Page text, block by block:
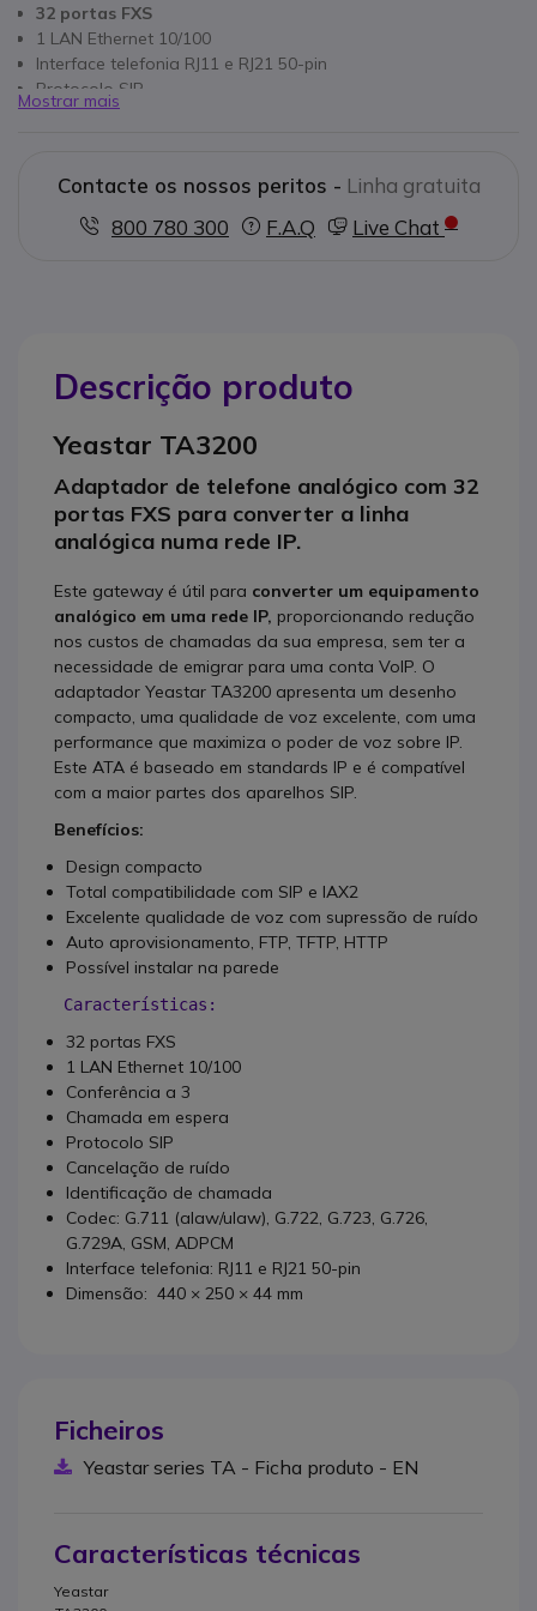
32 portas FXS
1 LAN Ethernet 10/100
Interface telefonia RJ11 e RJ21 50-pin
Protocolo SIP
Conferência a 3
Codecs: G.711 (alaw/ulaw), G.722, G.723, G.726, G.729A, GSM,
ADPCM
Mostrar mais
Contacte os nossos peritos - Linha gratuita
800 780 300
F.A.Q Live Chat
Descrição produto
Yeastar TA3200
Adaptador de telefone analógico com 32
portas FXS para converter a linha
analógica numa rede IP.
Este gateway é útil para converter um equipamento
analógico em uma rede IP, proporcionando redução
nos custos de chamadas da sua empresa, sem ter a
necessidade de emigrar para uma conta VoIP. O
adaptador Yeastar TA3200 apresenta um desenho
compacto, uma qualidade de voz excelente, com uma
performance que maximiza o poder de voz sobre IP.
Este ATA é baseado em standards IP e é compatível
com a maior partes dos aparelhos SIP.
Benefícios:
Design compacto
Total compatibilidade com SIP e IAX2
Excelente qualidade de voz com supressão de ruído
Auto aprovisionamento, FTP, TFTP, HTTP
Possível instalar na parede
Características:
32 portas FXS
1 LAN Ethernet 10/100
Conferência a 3
Chamada em espera
Protocolo SIP
Cancelação de ruído
Identificação de chamada
Codec: G.711 (alaw/ulaw), G.722, G.723, G.726,
G.729A, GSM, ADPCM
Interface telefonia: RJ11 e RJ21 50-pin
Dimensão: 440 × 250 × 44 mm
Ficheiros
Yeastar series TA - Ficha produto - EN
Características técnicas
Yeastar